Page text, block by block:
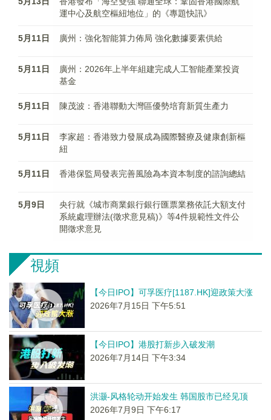
運中心及航空樞紐地位」的《專題快訊》
5月11日 廣州：強化智能算力佈局 強化數據要素供給
5月11日
廣州：2026年上半年組建完成人工智能產業投資
基金
5月11日 陳茂波：香港聯動大灣區優勢培育新質生產力
5月11日
李家超：香港致力發展成為國際醫療及健康創新樞
紐
5月11日 香港保監局發表完善風險為本資本制度的諮詢總結
5月9日
央行就《城市商業銀行銀行匯票業務依託大額支付
系統處理辦法(徵求意見稿)》等4件規範性文件公
開徵求意見
視頻
【今日IPO】可孚医疗[1187.HK]迎政策大涨
2026年7月15日 下午5:51
【今日IPO】港股打新步入破发潮
2026年7月14日 下午3:34
洪灏-风格轮动开始发生 韩国股市已经见顶
2026年7月9日 下午6:17